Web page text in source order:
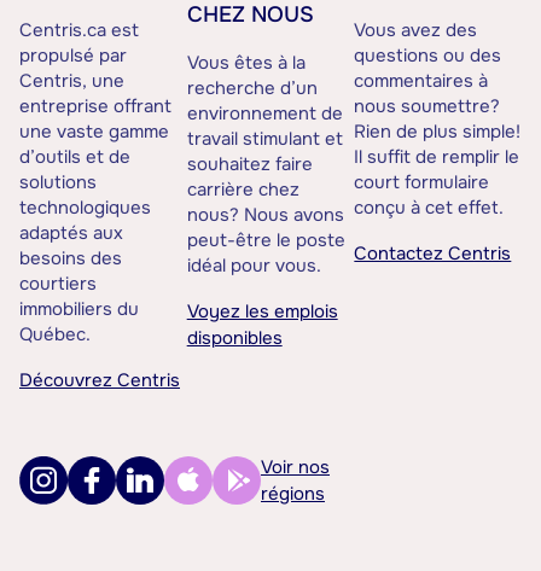
Centris.ca est
propulsé par
Centris, une
entreprise offrant
une vaste gamme
d’outils et de
solutions
technologiques
adaptés aux
besoins des
courtiers
immobiliers du
Québec.
Découvrez Centris
CHEZ NOUS
Vous êtes à la
recherche d’un
environnement de
travail stimulant et
souhaitez faire
carrière chez
nous? Nous avons
peut-être le poste
idéal pour vous.
Voyez les emplois
disponibles
Vous avez des
questions ou des
commentaires à
nous soumettre?
Rien de plus simple!
Il suffit de remplir le
court formulaire
conçu à cet effet.
Contactez Centris
Voir nos
régions